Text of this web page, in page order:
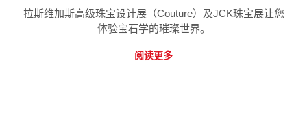
拉斯维加斯高级珠宝设计展（Couture）及JCK珠宝展让您
体验宝石学的璀璨世界。
阅读更多